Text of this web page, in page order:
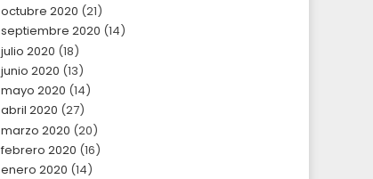
octubre 2020 (21)
septiembre 2020 (14)
julio 2020 (18)
junio 2020 (13)
mayo 2020 (14)
abril 2020 (27)
marzo 2020 (20)
febrero 2020 (16)
enero 2020 (14)